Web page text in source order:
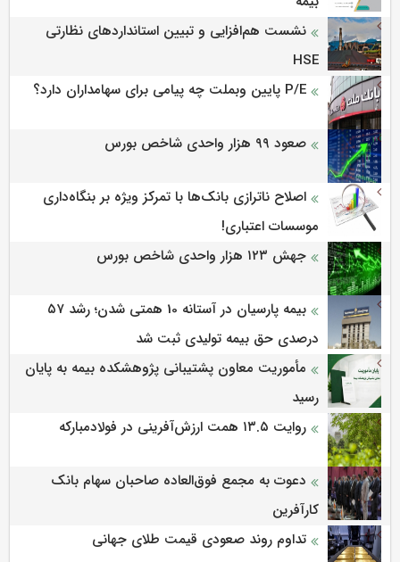
نشست هم‌افزایی و تبیین استانداردهای نظارتی
HSE
P/E پایین وبملت چه پیامی برای سهامداران دارد؟
صعود ۹۹ هزار واحدی شاخص بورس
اصلاح ناترازی بانک‌ها با تمرکز ویژه بر بنگاه‌داری
موسسات اعتباری!
جهش ۱۲۳ هزار واحدی شاخص بورس
بیمه پارسیان در آستانه 10 همتی شدن؛ رشد ۵۷
درصدی حق بیمه تولیدی ثبت شد
مأموریت معاون پشتیبانی پژوهشكده بیمه به پایان
رسید
روایت ۱۳.۵ همت ارزش‌آفرینی در فولادمبارکه
دعوت به مجمع فوق‌العاده صاحبان سهام بانک
کارآفرین
تداوم روند صعودی قیمت طلای جهانی